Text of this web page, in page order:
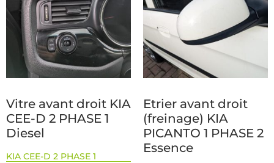
Vitre avant droit KIA
CEE-D 2 PHASE 1
Diesel
KIA CEE-D 2 PHASE 1
Etrier avant droit
(freinage) KIA
PICANTO 1 PHASE 2
Essence